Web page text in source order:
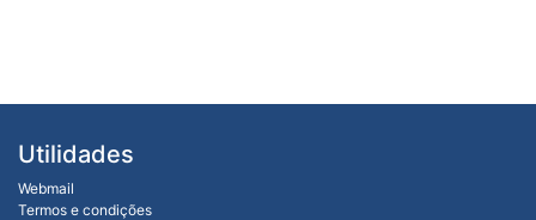
Utilidades
Webmail
Termos e condições